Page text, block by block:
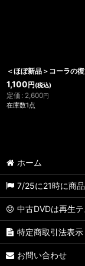
＜ほぼ新品＞コーラの
1,100 円 (税込)
定価 : 2,600円
在庫数1点
ホーム
7/25に21時に商
中古DVDは再生
特定商取引法表示
お問い合わせ